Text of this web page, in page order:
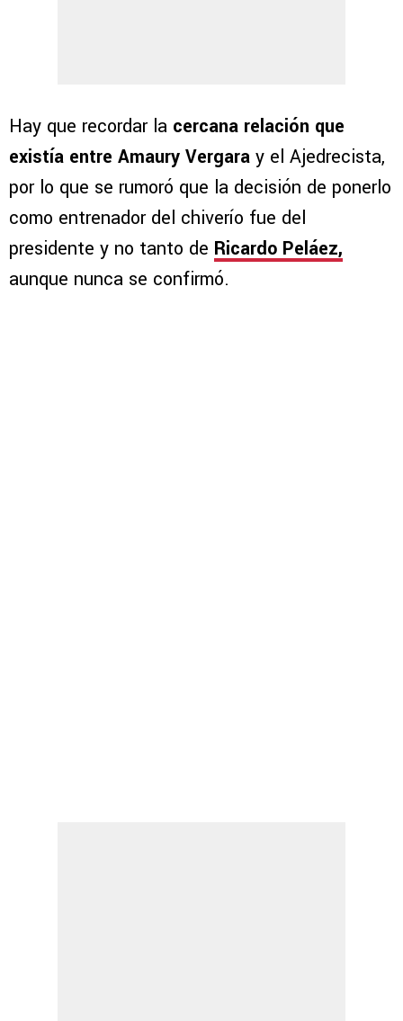
Hay que recordar la cercana relación que
existía entre Amaury Vergara y el Ajedrecista,
por lo que se rumoró que la decisión de ponerlo
como entrenador del chiverío fue del
presidente y no tanto de Ricardo Peláez,
aunque nunca se confirmó.